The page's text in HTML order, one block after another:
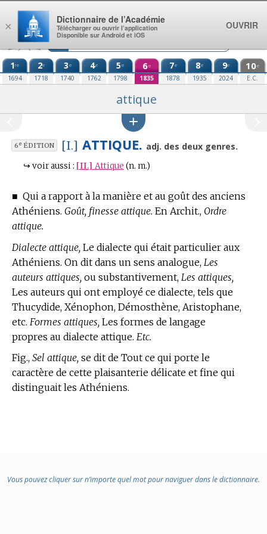
Aller au contenu
1re
1694
2e
1718
3e
1740
4e
1762
5e
1798
6e
1835
7e
1878
8e
1935
9e
2024
10e
E.C.
attique
6eÉDITION [I.] ATTIQUE. adj. des deux genres.
↪ voir aussi : [II.] Attique (n. m.)
■ Qui a rapport à la manière et au goût des anciens
Athéniens. Goût, finesse attique. En Archit., Ordre
attique.
Dialecte attique, Le dialecte qui était particulier aux
Athéniens. On dit dans un sens analogue, Les
auteurs attiques, ou substantivement, Les attiques,
Les auteurs qui ont employé ce dialecte, tels que
Thucydide, Xénophon, Démosthène, Aristophane,
etc. Formes attiques, Les formes de langage
propres au dialecte attique. Etc.
Fig., Sel attique, se dit de Tout ce qui porte le
caractère de cette plaisanterie délicate et fine qui
distinguait les Athéniens.
Vous pouvez cliquer sur n’importe quel mot pour naviguer dans le dictionnaire.
×
Dictionnaire de l’Académie
Télécharger ou ouvrir l’application
Disponible sur Android et iOS
OUVRIR